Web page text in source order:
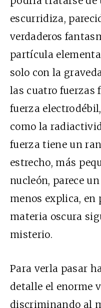
escurridiza,
verdaderos
partícula
solo con la
las cuatro fuerzas
fuerza
como la
fuerza tiene un
estrecho, más
nucleón, parece
menos explica,
materia oscura
misterio.
Para verla pasar
detalle el enorme
discriminando al